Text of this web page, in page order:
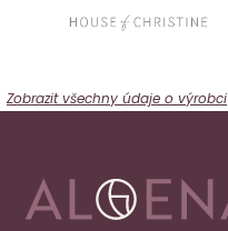
Zobrazit všechny údaje o výrobci